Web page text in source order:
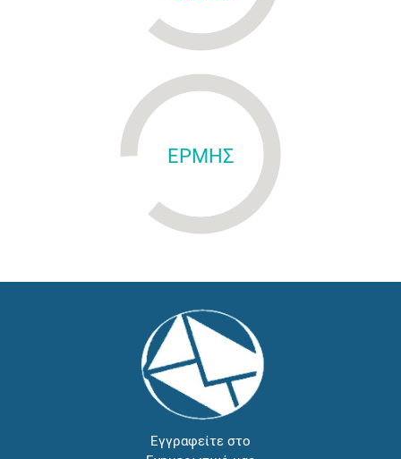
ΕΡΜΗΣ
Εγγραφείτε στο